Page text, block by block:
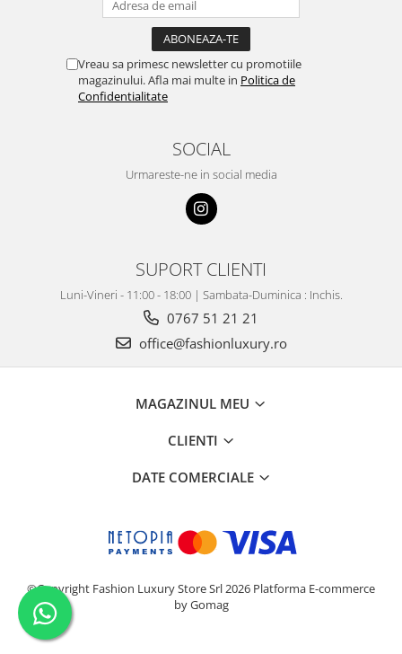
Vreau sa primesc newsletter cu promotiile
magazinului. Afla mai multe in Politica de
Confidentialitate
SOCIAL
Urmareste-ne in social media
SUPORT CLIENTI
Luni-Vineri - 11:00 - 18:00 | Sambata-Duminica : Inchis.
0767 51 21 21
office@fashionluxury.ro
MAGAZINUL MEU
CLIENTI
DATE COMERCIALE
©Copyright Fashion Luxury Store Srl 2026 Platforma E-commerce
by Gomag